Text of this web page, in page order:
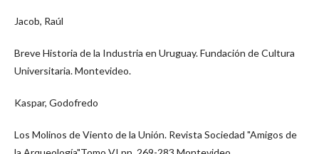
Jacob, Raúl
Breve Historia de la Industria en Uruguay. Fundación de Cultura
Universitaria. Montevideo.
Kaspar, Godofredo
Los Molinos de Viento de la Unión. Revista Sociedad "Amigos de